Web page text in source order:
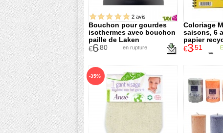
Bouchon pour gourdes
isothermes avec bouchon
paille de Laken
€6.80 en rupture
2 avis
Coloriage
saisons, 6
papier
€6.00
€3.51
-35%